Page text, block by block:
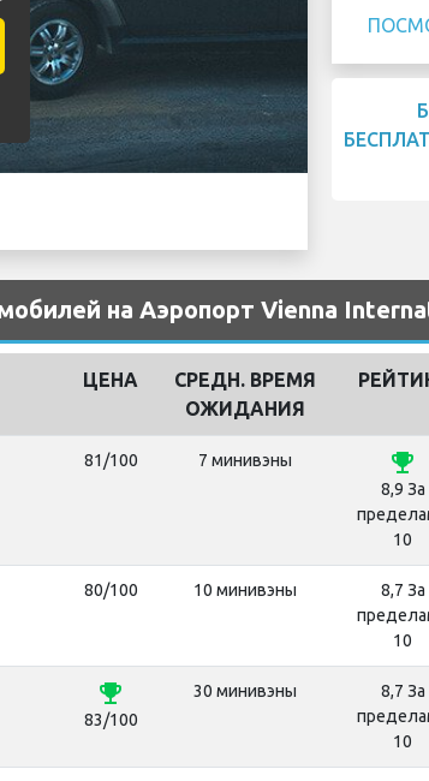
на Аэропорт Vienna
ЦЕНА
СРЕДН. ВРЕМЯ
ОЖИДАНИЯ
81/100 7 минивэны emoji_events
8,9 За
10
80/100 10 минивэны
8,7 За
10
emoji_events
83/100
30 минивэны
8,7 За
10